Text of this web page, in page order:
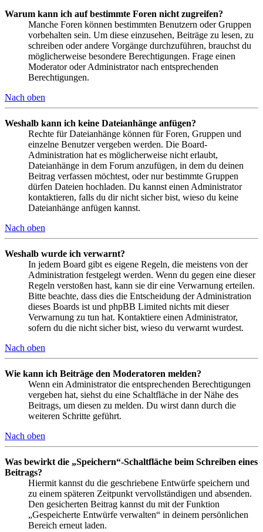
Warum kann ich auf bestimmte Foren nicht zugreifen?
Manche Foren können bestimmten Benutzern oder Gruppen
vorbehalten sein. Um diese einzusehen, Beiträge zu lesen, zu
schreiben oder andere Vorgänge durchzuführen, brauchst du
möglicherweise besondere Berechtigungen. Frage einen
Moderator oder Administrator nach entsprechenden
Berechtigungen.
Nach oben
Weshalb kann ich keine Dateianhänge anfügen?
Rechte für Dateianhänge können für Foren, Gruppen und
einzelne Benutzer vergeben werden. Die Board-
Administration hat es möglicherweise nicht erlaubt,
Dateianhänge in dem Forum anzufügen, in dem du deinen
Beitrag verfassen möchtest, oder nur bestimmte Gruppen
dürfen Dateien hochladen. Du kannst einen Administrator
kontaktieren, falls du dir nicht sicher bist, wieso du keine
Dateianhänge anfügen kannst.
Nach oben
Weshalb wurde ich verwarnt?
In jedem Board gibt es eigene Regeln, die meistens von der
Administration festgelegt werden. Wenn du gegen eine dieser
Regeln verstoßen hast, kann sie dir eine Verwarnung erteilen.
Bitte beachte, dass dies die Entscheidung der Administration
dieses Boards ist und phpBB Limited nichts mit dieser
Verwarnung zu tun hat. Kontaktiere einen Administrator,
sofern du die nicht sicher bist, wieso du verwarnt wurdest.
Nach oben
Wie kann ich Beiträge den Moderatoren melden?
Wenn ein Administrator die entsprechenden Berechtigungen
vergeben hat, siehst du eine Schaltfläche in der Nähe des
Beitrags, um diesen zu melden. Du wirst dann durch die
weiteren Schritte geführt.
Nach oben
Was bewirkt die „Speichern“-Schaltfläche beim Schreiben eines
Beitrags?
Hiermit kannst du die geschriebene Entwürfe speichern und
zu einem späteren Zeitpunkt vervollständigen und absenden.
Den gesicherten Beitrag kannst du mit der Funktion
„Gespeicherte Entwürfe verwalten“ in deinem persönlichen
Bereich erneut laden.